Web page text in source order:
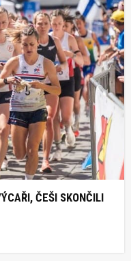
ČEŠI SKONČILI